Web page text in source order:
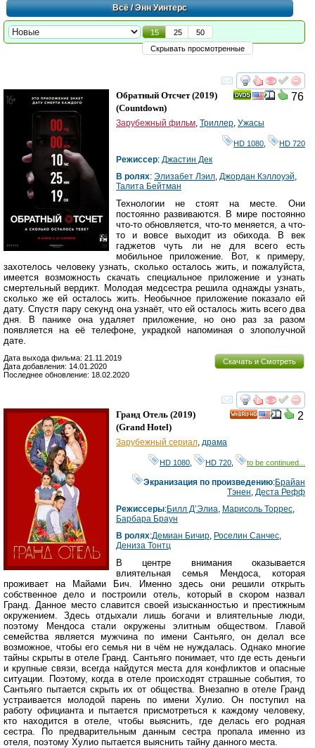
Всё/ Энн Уинтерс
15 25
50
Скрывать просмотренные
смотреть
76
Обратный Отсчет(2019)
(Countdown)
Зарубежный фильм Триллер Ужасы
HD 1080 HD 720
Режиссер: Джастин Дек
В ролях: Элизабет Лэил Джордан Кэллоуэй
Талита Бейтман
Технологии не стоят на месте. Они
постоянно развиваются. В мире постоянно
что-то обновляется, что-то меняется, а что-
то и вовсе выходит из обихода. В век
гаджетов чуть ли не для всего есть
мобильное приложение. Вот, к примеру,
захотелось человеку узнать, сколько осталось жить, и пожалуйста,
имеется возможность скачать специальное приложение и узнать
смертельный вердикт. Молодая медсестра решила однажды узнать,
сколько же ей осталось жить. Необычное приложение показало ей
дату. Спустя пару секунд она узнаёт, что ей осталось жить всего два
дня. В панике она удаляет приложение, но оно раз за разом
появляется на её телефоне, украдкой напоминая о злополучной
дате.
Скачать и Смотреть
Дата выхода фильма: 21.11.2019
Дата добавления: 14.01.2020
Последнее обновление: 18.02.2020
смотреть
2
Гранд Отель (2019)
(Grand Hotel)
Зарубежный сериал драма
HD 1080 HD 720 to be continued...
Экранизация по произведению:Брайан
Тэнен Деста Рефф
Режиссеры:Билл Д’Элиа Марисоль Торрес
Барбара Браун
В ролях:Демиан Бичир Роселин Санчес
Дениза Тонтц
В центре внимания оказывается
влиятельная семья Мендоса, которая
проживает на Майами Бич. Именно здесь они решили открыть
собственное дело и построили отель, который в скором назвал
Гранд. Данное место славится своей изысканностью и престижным
окружением. Здесь отдыхали лишь богачи и влиятельные люди,
поэтому Мендоса стали окружены элитным обществом. Главой
семейства является мужчина по имени Сантьяго, он делал все
возможное, чтобы его семья ни в чём не нуждалась. Однако многие
тайны скрыты в отеле Гранд. Сантьяго понимает, что где есть деньги
и крупные связи, всегда найдутся места для конфликтов и опасные
ситуации. Поэтому, когда в отеле происходят страшные события, то
Сантьяго пытается скрыть их от общества. Внезапно в отеле Гранд
устраивается молодой парень по имени Хулио. Он поступил на
работу официанта и пытается присмотреться к каждому человеку,
кто находится в отеле, чтобы выяснить, где делась его родная
сестра. По предварительным данным сестра пропала именно из
отеля, поэтому Хулио пытается выяснить тайну данного места.